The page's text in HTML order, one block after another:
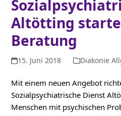
Altötting
Beratung
15. Juni 2018 Diakonie
Mit einem neuen Angebot
Sozialpsychiatrische Dienst
Menschen mit psychischen